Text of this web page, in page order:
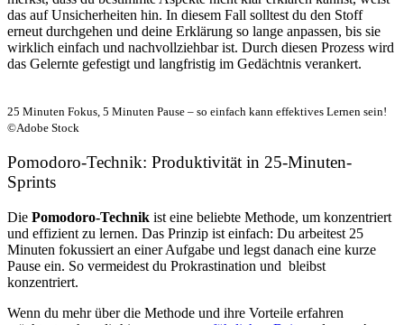
das auf Unsicherheiten hin. In diesem Fall solltest du den Stoff
erneut durchgehen und deine Erklärung so lange anpassen, bis sie
wirklich einfach und nachvollziehbar ist. Durch diesen Prozess wird
das Gelernte gefestigt und langfristig im Gedächtnis verankert.
25 Minuten Fokus, 5 Minuten Pause – so einfach kann effektives Lernen sein!
©Adobe Stock
Pomodoro-Technik: Produktivität in 25-Minuten-
Sprints
Die Pomodoro-Technik ist eine beliebte Methode, um konzentriert
und effizient zu lernen. Das Prinzip ist einfach: Du arbeitest 25
Minuten fokussiert an einer Aufgabe und legst danach eine kurze
Pause ein. So vermeidest du Prokrastination und bleibst
konzentriert.
Wenn du mehr über die Methode und ihre Vorteile erfahren